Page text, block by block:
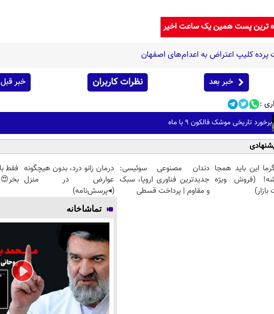
ترین پست همین یک ساعت اخیر
کلیپ اعتراض به اعدام‌های اصفهان
خبر بعد نظرات کاربران خبر قبل
:
برخورد تاریخی موشک فالکون ۹ با ماه
این باید همجا
(فروش ویژه
دندان مصنوعی سوئیسی:
جدیدترین فناوری اروپا، سبک
و مقاوم | پرداخت قسطی
درمان زانو درد، بدون هیچگونه
عوارض در منزل
(◂پرسش‌نامه)
بخر😍
تماشاخانه